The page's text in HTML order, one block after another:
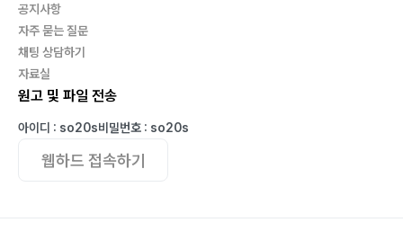
공지사항
자주 묻는 질문
채팅 상담하기
자료실
원고 및 파일 전송
아이디 : so20s비밀번호 : so20s
웹하드 접속하기